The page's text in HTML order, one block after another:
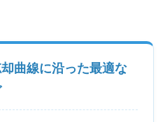
曲線に沿った最適な